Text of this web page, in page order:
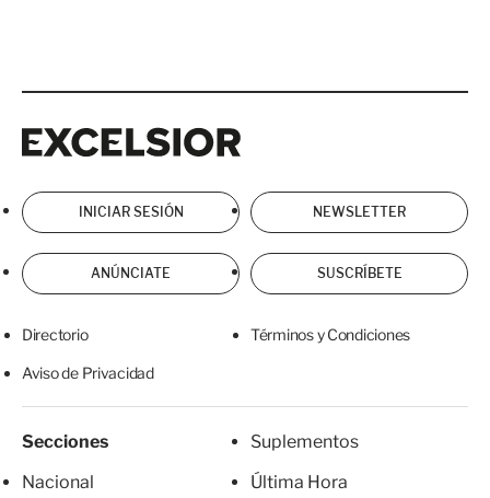
INICIAR SESIÓN NEWSLETTER
ANÚNCIATE SUSCRÍBETE
Directorio Términos y Condiciones
Aviso de Privacidad
Secciones
Nacional
Suplementos
Última Hora